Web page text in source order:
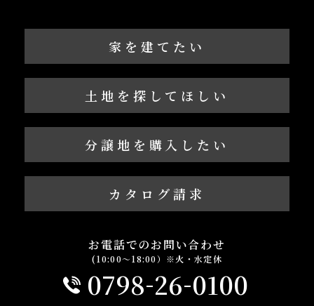
家を建てたい
土地を探してほしい
分譲地を購入したい
カタログ請求
お電話でのお問い合わせ
(10:00～18:00）※火・水定休
0798-26-0100